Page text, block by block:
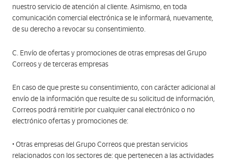
nuestro servicio de atención al cliente. Asimismo, en toda
comunicación comercial electrónica se le informará, nuevamente,
de su derecho a revocar su consentimiento.
C. Envío de ofertas y promociones de otras empresas del Grupo
Correos y de terceras empresas
En caso de que preste su consentimiento, con carácter adicional al
envío de la información que resulte de su solicitud de información,
Correos podrá remitirle por cualquier canal electrónico o no
electrónico ofertas y promociones de:
• Otras empresas del Grupo Correos que prestan servicios
relacionados con los sectores de: que pertenecen a las actividades